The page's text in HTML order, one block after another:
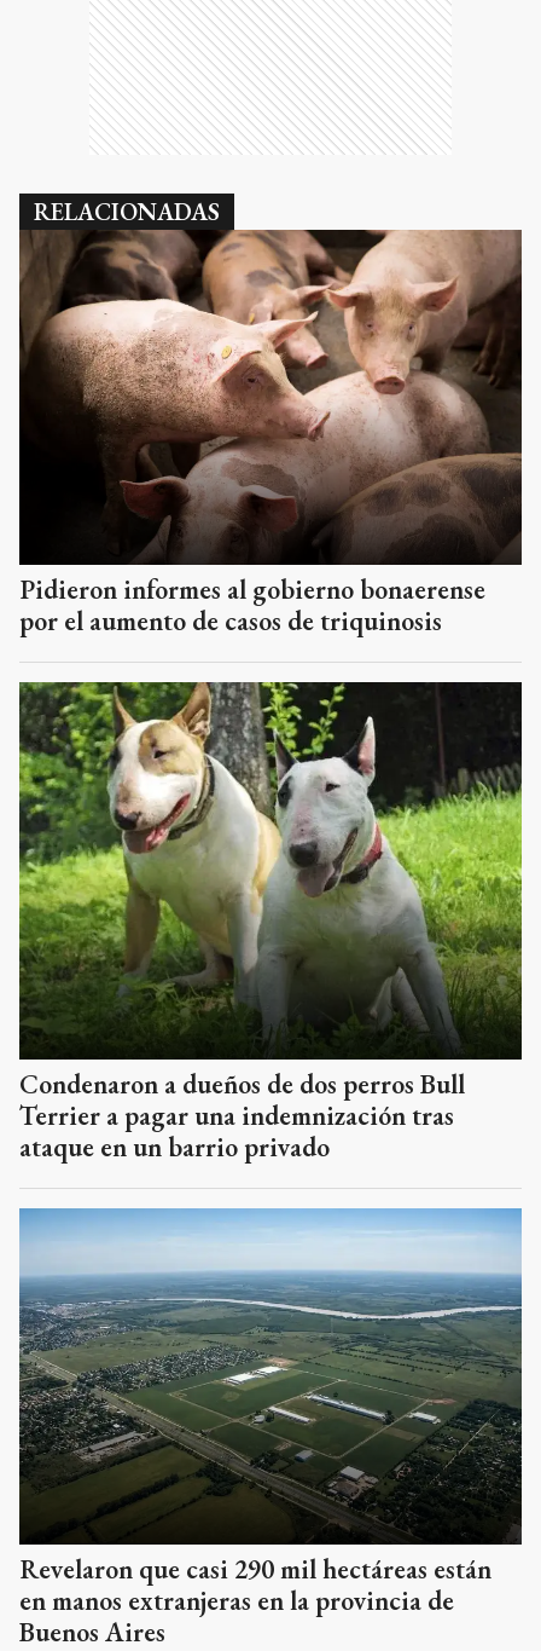
RELACIONADAS
Pidieron informes al gobierno bonaerense
por el aumento de casos de triquinosis
Condenaron a dueños de dos perros Bull
Terrier a pagar una indemnización tras
ataque en un barrio privado
Revelaron que casi 290 mil hectáreas están
en manos extranjeras en la provincia de
Buenos Aires